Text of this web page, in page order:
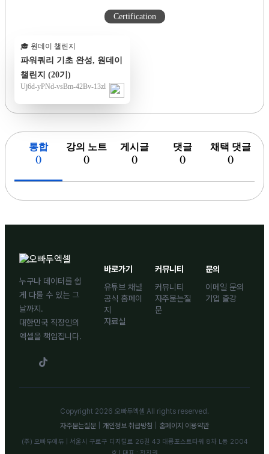
Certification
🎓 원데이 챌린지
파워쿼리 기초 완성, 원데이
챌린지 (20기)
Uj6d-yPNd-vsBm-42Bv-13zl
통합
()
강의 노트
()
게시글
()
댓글
()
채택 댓글
()
누구나 데이터를 쉽
게 다룰 수 있는 그
날까지.
대한민국 직장인의
엑셀을 책임집니다.
바로가기
유튜브 채널
공식 홈페이
지
자료실
커뮤니티
커뮤니티
자주묻는질
문
문의
이메일 문의
기업 출강
Copyright 2026 오빠두엑셀 All rights reserved.
자주묻는질문
개인정보 취급방침 홈페이지 이용약관
(주) 오빠두에듀 | 서울시 구로구 디지털로 26길 43 대륭포스트타워 8차 L동 2004